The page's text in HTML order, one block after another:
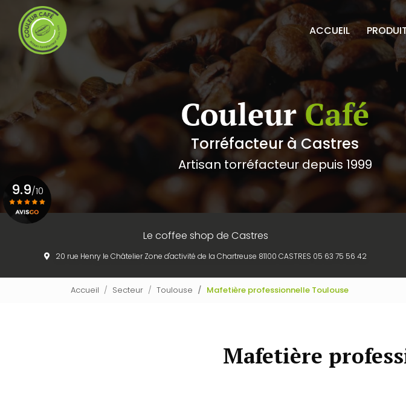
contenu
principal
Navigation principale
ACCUEIL
Thés &
Épicerie
Torréfacteur à Castres
Artisan torréfacteur depuis 1999
Le coffee shop de Castres
20 rue Henry le Châtelier Zone d'activité de la Chartreuse 81100 CASTRES 05 63 75 56 42
9.9/10
Accueil Secteur Toulouse Mafetière professionnelle Toulouse
Mafetière